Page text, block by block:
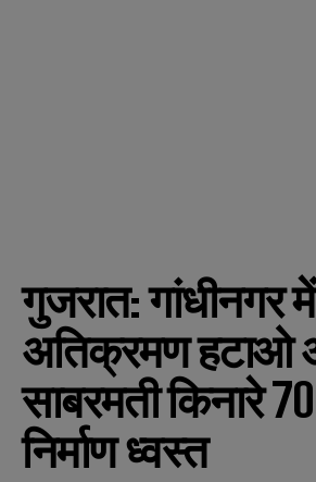
गुजरात: गांधीनगर
अतिक्रमण हटाओ
साबरमती किनारे
निर्माण ध्वस्त